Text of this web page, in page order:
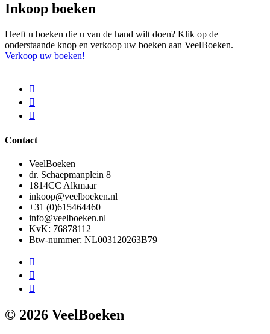
Inkoop boeken
Heeft u boeken die u van de hand wilt doen? Klik op de
onderstaande knop en verkoop uw boeken aan VeelBoeken.
Verkoop uw boeken!
Contact
VeelBoeken
dr. Schaepmanplein 8
1814CC Alkmaar
inkoop@veelboeken.nl
+31 (0)615464460
info@veelboeken.nl
KvK: 76878112
Btw-nummer: NL003120263B79
© 2026 VeelBoeken